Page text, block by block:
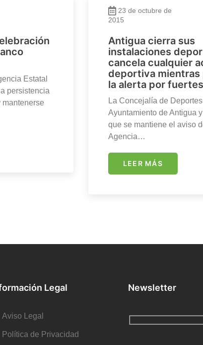
Estatal
persistencia
23 de octubre de
2015
Antigua cierra sus
instalaciones
cancela cualquier
deportiva mientras
la alerta por
La Concejalía de Deportes
Ayuntamiento de Antigua
que se mantiene el aviso
Agencia…
LEER MÁS
Legal
Aviso Legal
Política de Privacidad
Newsletter